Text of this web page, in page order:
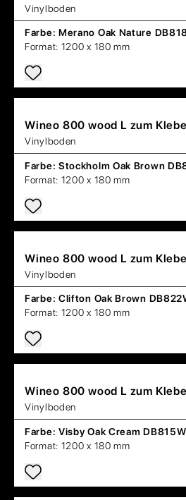
Vinylboden
Farbe: Merano Oak Nature
Format: 1200 x 180 mm
Wineo 800 wood L zum
Vinylboden
Farbe: Stockholm Oak Brown
Format: 1200 x 180 mm
Wineo 800 wood L zum
Vinylboden
Farbe: Clifton Oak Brown
Format: 1200 x 180 mm
Wineo 800 wood L zum
Vinylboden
Farbe: Visby Oak Cream
Format: 1200 x 180 mm